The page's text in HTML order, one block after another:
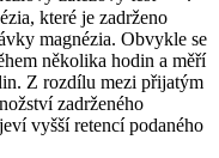
které je zadrženo
magnézia. Obvykle se
několika hodin a měří
Z rozdílu mezi přijatým
zadrženého
vyšší retencí podaného